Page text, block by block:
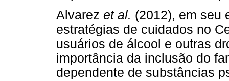
Alvarez et al. (2012), em seu
estratégias de cuidados no
usuários de álcool e outras
importância da inclusão do
dependente de substâncias